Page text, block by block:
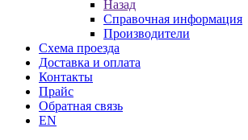
Назад
Справочная информация
Производители
Схема проезда
Доставка и оплата
Контакты
Прайс
Обратная связь
EN